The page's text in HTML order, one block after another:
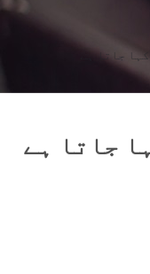
جاتا ہے
جاتا ہے